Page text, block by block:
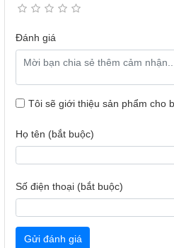
JBL Xtreme 4 - Uy lực JBL
thanh sống động, chi tiết với
Tận hưởng đến 24 giờ
Đánh giá
Tôi sẽ giới thiệu sản phẩm cho
Họ tên (bắt buộc)
Số điện thoại (bắt buộc)
Gửi đánh giá